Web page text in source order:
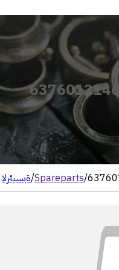
الرئيسية/Spareparts/